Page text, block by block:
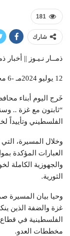
181
شارك
ذمــار نـيـوز ||
12 يوليو 2024مـ -6 محرم 1445هـ
خَرج اليوم أبناء
“ثابتون مع غزة ..
الفلسطيني وتأييداً
وخلال المسيرة،
العبارات المؤكدة
والجهوزية الكاملة
الثورية.
وحيا بيان المسيرة
غزة والضفة الذين
الفلسطينية في
مخططات العدو.